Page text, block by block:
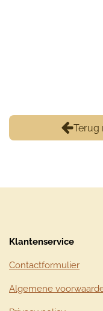
Terug
Klantenservice
Contactformulier
Algemene